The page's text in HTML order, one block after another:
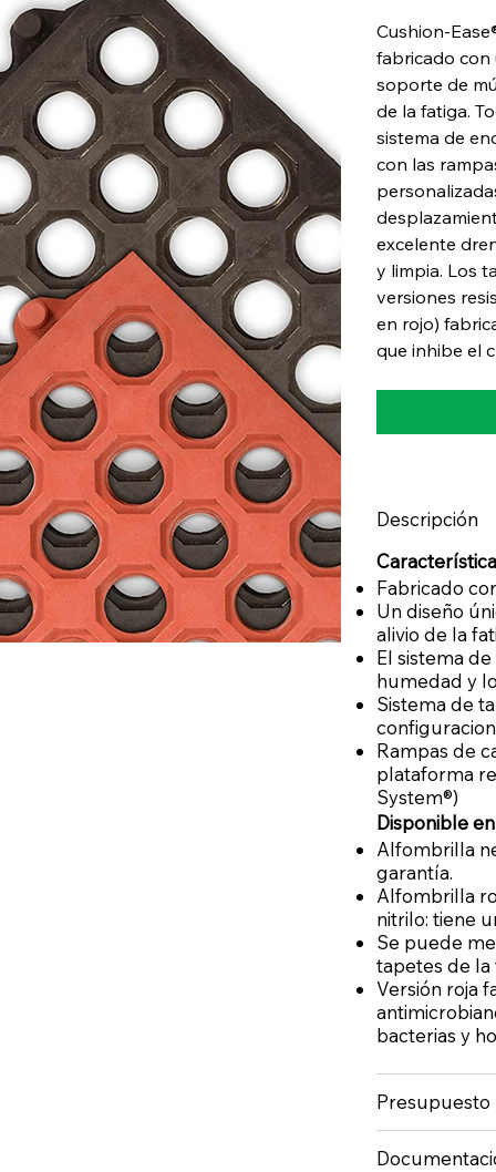
Cushion-
fabricado con
soporte de
de la fatiga.
sistema de
con las
excelente
y limpia. Los
versiones
en rojo)
que inhibe el
Descripción
Fabricado
Un diseño
alivio de la
El sistema
humedad y
Sistema de
Rampas de
plataforma
System®)
Disponible
Alfombrilla
garantía.
Alfombrilla
nitrilo: tiene
Se puede
tapetes de la
Versión roja
bacterias y
Presupuesto